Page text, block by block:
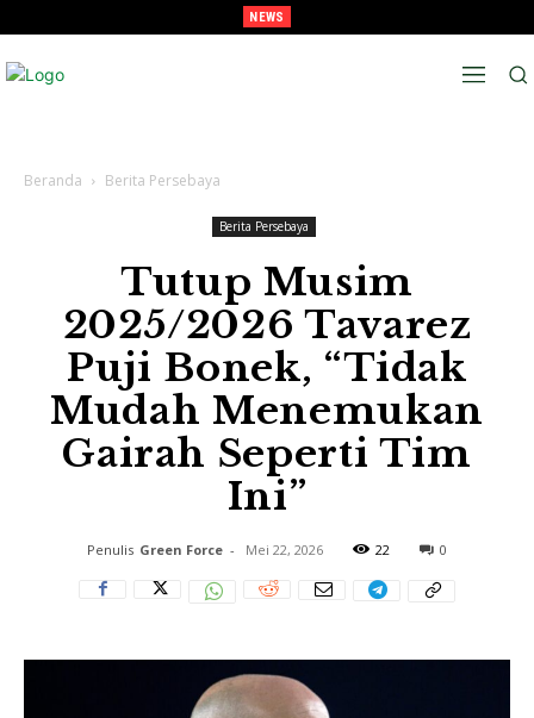
NEWS
Beranda Berita Persebaya
Berita Persebaya
Tutup Musim
2025/2026 Tavarez
Puji Bonek, “Tidak
Mudah Menemukan
Gairah Seperti Tim
Ini”
Penulis Green Force - Mei 22, 2026 22 0